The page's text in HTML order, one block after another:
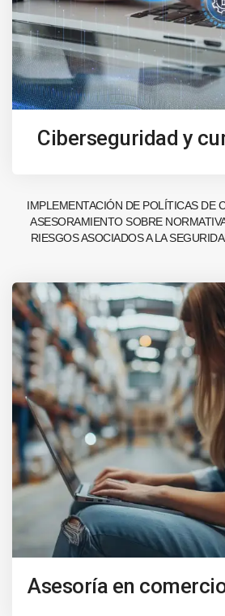
Ciberseguridad y
IMPLEMENTACIÓN DE POLÍTICAS DE
ASESORAMIENTO SOBRE
RIESGOS ASOCIADOS A LA
Asesoría en